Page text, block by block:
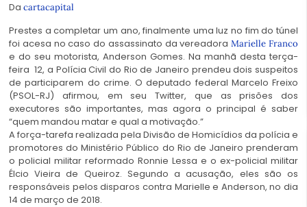
Da cartacapital
Prestes a completar um ano, finalmente uma luz no fim do túnel
foi acesa no caso do assassinato da vereadoraMarielle Franco
e do seu motorista, Anderson Gomes. Na manhã desta terça-
feira 12, a Polícia Civil do Rio de Janeiro prendeu dois suspeitos
de participarem do crime. O deputado federal Marcelo Freixo
(PSOL-RJ) afirmou, em seu Twitter, que as prisões dos
executores são importantes, mas agora o principal é saber
“quem mandou matar e qual a motivação.”
A força-tarefa realizada pela Divisão de Homicídios da polícia e
promotores do Ministério Público do Rio de Janeiro prenderam
o policial militar reformado Ronnie Lessa e o ex-policial militar
Élcio Vieira de Queiroz. Segundo a acusação, eles são os
responsáveis pelos disparos contra Marielle e Anderson, no dia
14 de março de 2018.